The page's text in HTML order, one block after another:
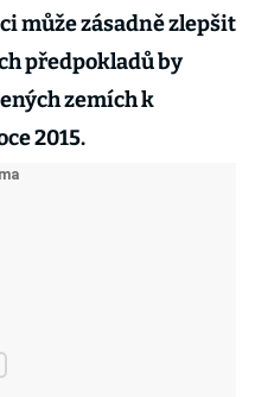
může zásadně zlepšit
předpokladů by
zemích k
2015.